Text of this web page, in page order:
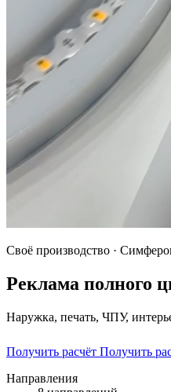
Своё производство ·
Реклама полного
Наружка, печать, ЧПУ,
Получить расчёт Получить
Направления